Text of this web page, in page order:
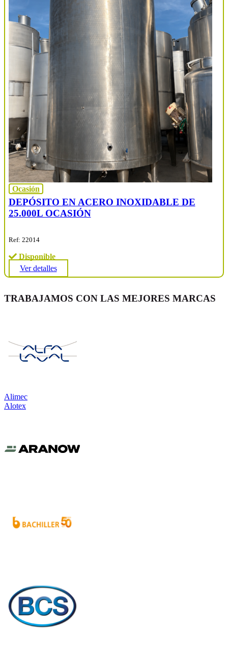
Ocasión
DEPÓSITO EN ACERO INOXIDABLE DE
25.000L OCASIÓN
Ref: 22014
Disponible
Ver detalles
TRABAJAMOS CON LAS MEJORES MARCAS
Alimec
Alotex